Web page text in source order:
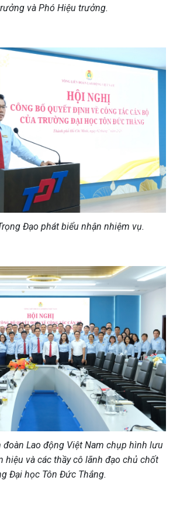
và Phó Hiệu trưởng.
Đạo phát biểu nhận nhiệm vụ.
đoàn Lao động Việt Nam chụp hình lưu
hiệu và các thầy cô lãnh đạo chủ chốt
Đại học Tôn Đức Thắng.